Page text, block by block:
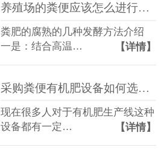
养殖场的粪便应该怎么进行处理？
粪肥的腐熟的几种发酵方法介绍
一是：结合高温…
【详情】
采购粪便有机肥设备如何选择？
现在很多人对于有机肥生产线这种
设备都有一定…
【详情】